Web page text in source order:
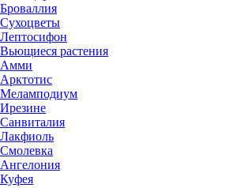
Броваллия
Сухоцветы
Лептосифон
Вьющиеся растения
Амми
Арктотис
Меламподиум
Ирезине
Санвиталия
Лакфиоль
Смолевка
Ангелония
Куфея